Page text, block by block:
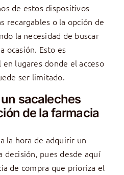
de estos dispositivos
recargables o la opción de
la necesidad de buscar
ocasión. Esto es
lugares donde el acceso
ser limitado.
sacaleches
de la farmacia
a la hora de adquirir un
decisión, pues desde aquí
de compra que prioriza el